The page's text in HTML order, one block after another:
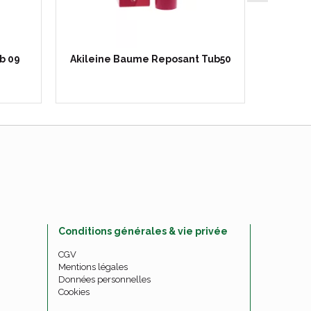
09 Akileine Baume Reposant Tub50
Conditions générales & vie privée
CGV
Mentions légales
Données personnelles
Cookies